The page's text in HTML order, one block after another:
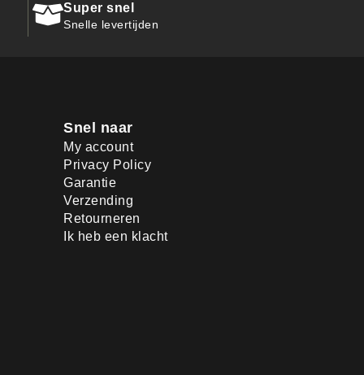
Super snel
Snelle levertijden
Snel naar
My account
Privacy Policy
Garantie
Verzending
Retourneren
Ik heb een klacht